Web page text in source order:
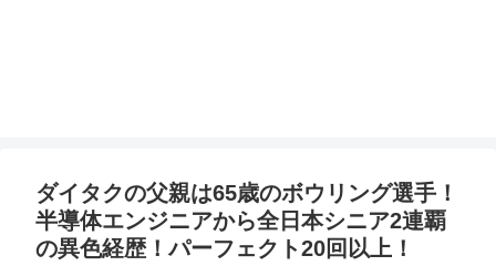
ダイタクの父親は65歳のボウリング選手！
半導体エンジニアから全日本シニア2連覇
の異色経歴！パーフェクト20回以上！